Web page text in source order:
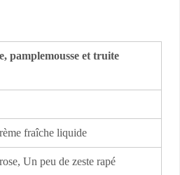
pamplemousse et truite
fraîche liquide
Un peu de zeste rapé